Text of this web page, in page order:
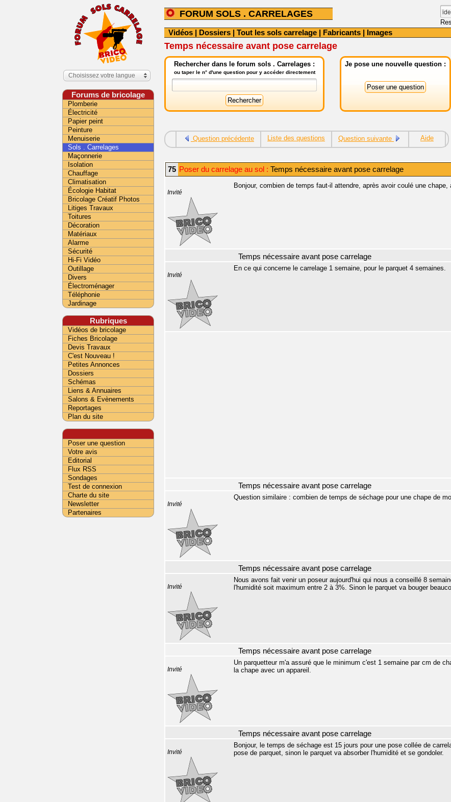
FORUM SOLS . CARRELAGES
Vidéos | Dossiers | Tout les sols carrelage | Fabricants | Images
Temps nécessaire avant pose carrelage
Rechercher dans le forum sols . Carrelages :
ou taper le n° d'une question pour y accéder directement
Je pose une nouvelle question :
Question précédente Liste des questions Question suivante Aide
75 Poser du carrelage au sol : Temps nécessaire avant pose carrelage
Invité
Bonjour, combien de temps faut-il attendre, après avoir coulé une
Temps nécessaire avant pose carrelage
Invité
En ce qui concerne le carrelage 1 semaine, pour le parquet 4 semaines.
Temps nécessaire avant pose carrelage
Invité
Question similaire : combien de temps de séchage pour une chape de
Temps nécessaire avant pose carrelage
Invité
Nous avons fait venir un poseur aujourd'hui qui nous a conseillé 8
l'humidité soit maximum entre 2 à 3%. Sinon le parquet va bouger
Temps nécessaire avant pose carrelage
Invité
Un parquetteur m'a assuré que le minimum c'est 1 semaine par cm de
la chape avec un appareil.
Temps nécessaire avant pose carrelage
Invité
Bonjour, le temps de séchage est 15 jours pour une pose collée de
pose de parquet, sinon le parquet va absorber l'humidité et se gondoler.
Choisissez votre langue
Forums de bricolage
Plomberie
Électricité
Papier peint
Peinture
Menuiserie
Sols . Carrelages
Maçonnerie
Isolation
Chauffage
Climatisation
Écologie Habitat
Bricolage Créatif Photos
Litiges Travaux
Toitures
Décoration
Matériaux
Alarme
Sécurité
Hi-Fi Vidéo
Outillage
Divers
Électroménager
Téléphonie
Jardinage
Rubriques
Vidéos de bricolage
Fiches Bricolage
Devis Travaux
C'est Nouveau !
Petites Annonces
Dossiers
Schémas
Liens & Annuaires
Salons & Evènements
Reportages
Plan du site
Poser une question
Votre avis
Editorial
Flux RSS
Sondages
Test de connexion
Charte du site
Newsletter
Partenaires